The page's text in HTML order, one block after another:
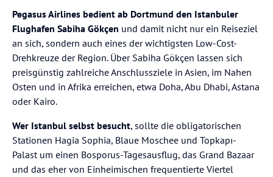
Pegasus Airlines bedient ab Dortmund den Istanbuler
Flughafen Sabiha Gökçen und damit nicht nur ein Reiseziel
an sich, sondern auch eines der wichtigsten Low-Cost-
Drehkreuze der Region. Über Sabiha Gökçen lassen sich
preisgünstig zahlreiche Anschlussziele in Asien, im Nahen
Osten und in Afrika erreichen, etwa Doha, Abu Dhabi, Astana
oder Kairo.
Wer Istanbul selbst besucht, sollte die obligatorischen
Stationen Hagia Sophia, Blaue Moschee und Topkapı-
Palast um einen Bosporus-Tagesausflug, das Grand Bazaar
und das eher von Einheimischen frequentierte Viertel